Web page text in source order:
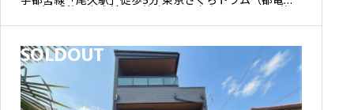
電荒川線）「荒川遊園地前駅」徒歩5分
SOLDOUT